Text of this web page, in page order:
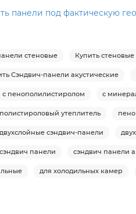
панели под фактическую
стеновые Купить
Сэндвич-панели акустические
с пенополилистиролом с
утеплитель
двухслойные сэндвич-панели
панели сэндвич панели
для холодильных камер